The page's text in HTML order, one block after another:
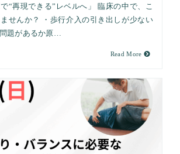
“再現できる”レベルへ」 臨床の中で、こ
せんか？ ・歩行介入の引き出しが少ない
題があるか原…
Read More